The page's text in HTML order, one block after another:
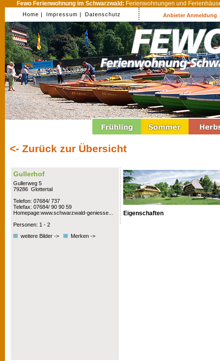
Fewo Ferienwohnung im Schwarzwald: Ferienwohnungen und
Home | Impressum | Datenschutz Anbieter Anmeldung
<- Zurück zur Übersicht
Gullerhof
Gullerweg 5
79286 Glottertal
Telefon: 07684/ 737
Telefax: 07684/ 90 90 59
Homepage:www.schwarzwald-geniesse...
Personen: 1 - 2
weitere Bilder ->
Merken ->
Eigenschaften